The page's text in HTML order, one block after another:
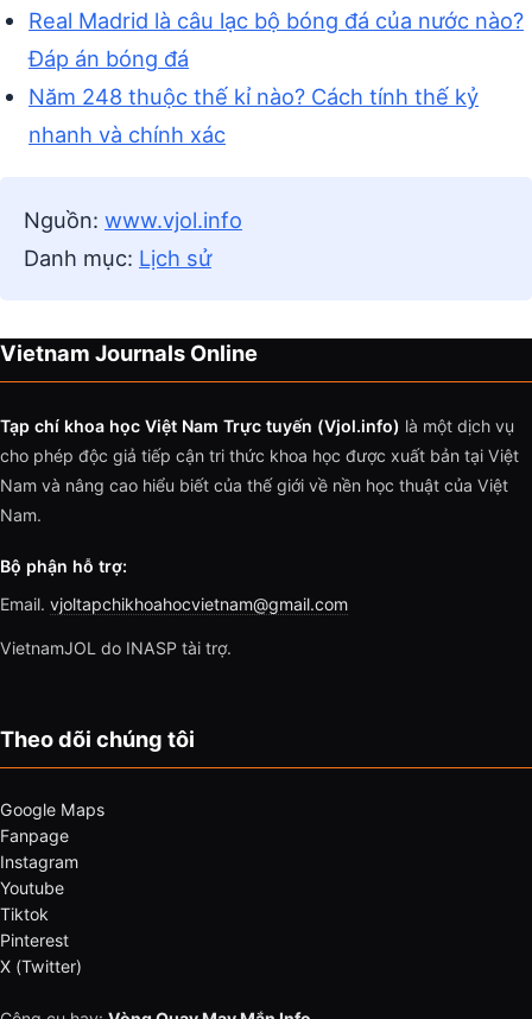
Real Madrid là câu lạc bộ bóng đá của nước nào?
Đáp án bóng đá
Năm 248 thuộc thế kỉ nào? Cách tính thế kỷ
nhanh và chính xác
Nguồn: www.vjol.info
Danh mục: Lịch sử
Vietnam Journals Online
Tạp chí khoa học Việt Nam Trực tuyến (Vjol.info) là một dịch vụ
cho phép độc giả tiếp cận tri thức khoa học được xuất bản tại Việt
Nam và nâng cao hiểu biết của thế giới về nền học thuật của Việt
Nam.
Bộ phận hỗ trợ:
Email. vjoltapchikhoahocvietnam@gmail.com
VietnamJOL do INASP tài trợ.
Theo dõi chúng tôi
Google Maps
Fanpage
Instagram
Youtube
Tiktok
Pinterest
X (Twitter)